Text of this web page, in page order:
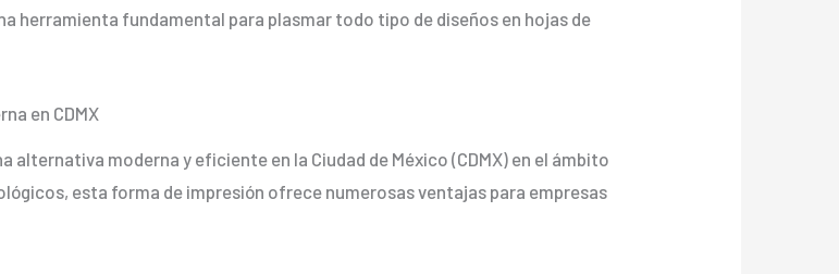
herramienta fundamental para plasmar todo tipo de diseños en hojas de
en CDMX
alternativa moderna y eficiente en la Ciudad de México (CDMX) en el ámbito
esta forma de impresión ofrece numerosas ventajas para empresas